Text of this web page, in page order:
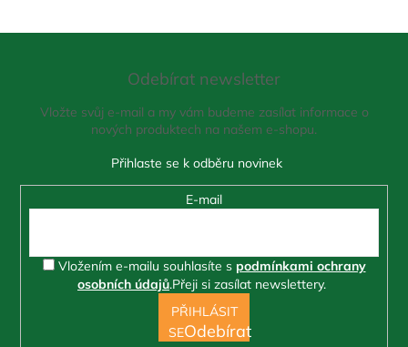
v
p
s
u
Odebírat newsletter
Vložte svůj e-mail a my vám budeme zasílat informace o
nových produktech na našem e-shopu.
E-mail
Vložením e-mailu souhlasíte s podmínkami ochrany
osobních údajů.Přeji si zasílat newslettery.
PŘIHLÁSIT
SE